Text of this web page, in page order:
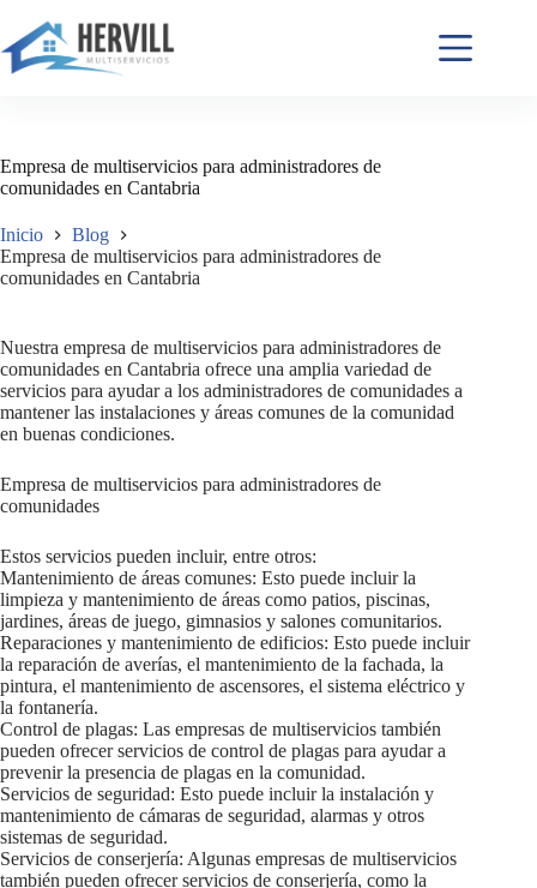
Empresa de multiservicios para administradores de
comunidades en Cantabria
Inicio
Blog
Empresa de multiservicios para administradores de
comunidades en Cantabria
Nuestra empresa de multiservicios para administradores de
comunidades en Cantabria ofrece una amplia variedad de
servicios para ayudar a los administradores de comunidades a
mantener las instalaciones y áreas comunes de la comunidad
en buenas condiciones.
Empresa de multiservicios para administradores de
comunidades
Estos servicios pueden incluir, entre otros:
Mantenimiento de áreas comunes: Esto puede incluir la
limpieza y mantenimiento de áreas como patios, piscinas,
jardines, áreas de juego, gimnasios y salones comunitarios.
Reparaciones y mantenimiento de edificios: Esto puede incluir
la reparación de averías, el mantenimiento de la fachada, la
pintura, el mantenimiento de ascensores, el sistema eléctrico y
la fontanería.
Control de plagas: Las empresas de multiservicios también
pueden ofrecer servicios de control de plagas para ayudar a
prevenir la presencia de plagas en la comunidad.
Servicios de seguridad: Esto puede incluir la instalación y
mantenimiento de cámaras de seguridad, alarmas y otros
sistemas de seguridad.
Servicios de conserjería: Algunas empresas de multiservicios
también pueden ofrecer servicios de conserjería, como la